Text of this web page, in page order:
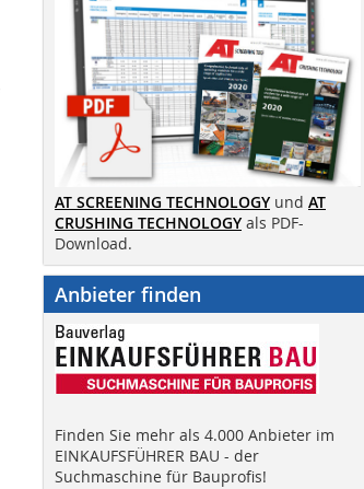
AT SCREENING TECHNOLOGY und AT
CRUSHING TECHNOLOGY als PDF-
Download.
Anbieter finden
Finden Sie mehr als 4.000 Anbieter im
EINKAUFSFÜHRER BAU - der
Suchmaschine für Bauprofis!